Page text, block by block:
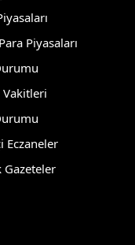
Piyasaları
Vakitleri
Eczaneler
Gazeteler